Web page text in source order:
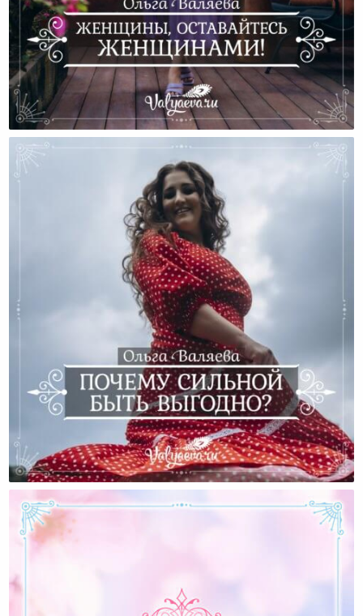
Женщины, Оставайтесь Женщинами!
Почему Сильной Быть Выгодно?